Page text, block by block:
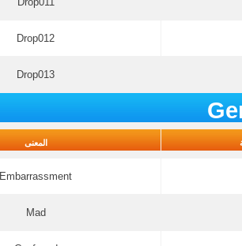
Drop012
Drop013
المعنى
Embarrassment
Mad